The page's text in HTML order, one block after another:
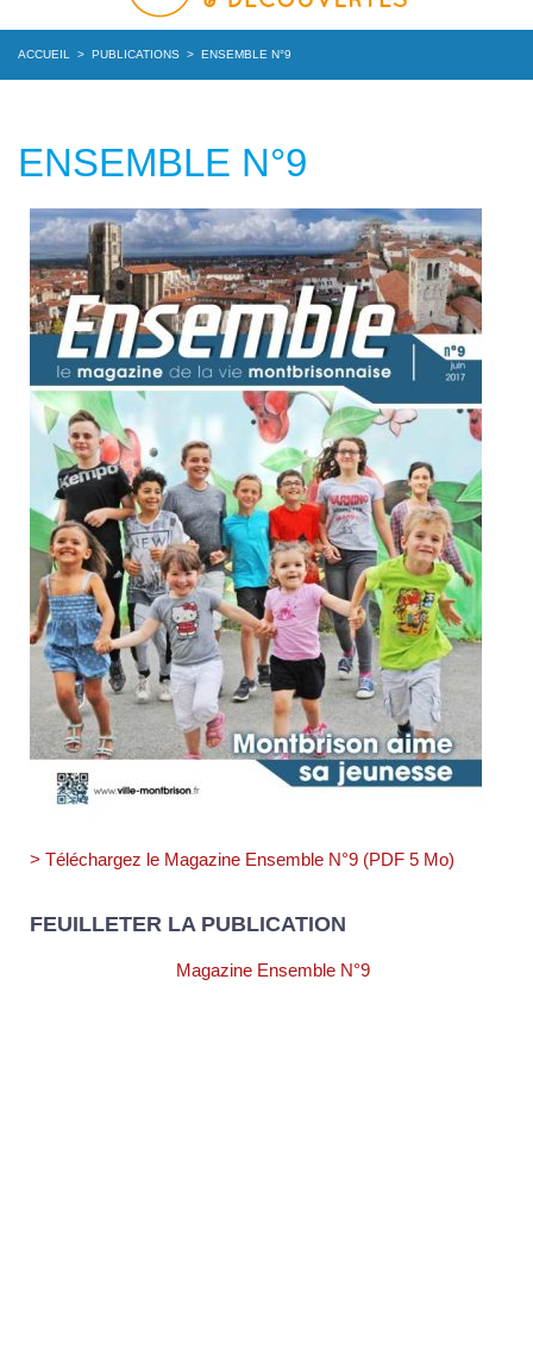
ACCUEIL > PUBLICATIONS > ENSEMBLE N°9
ENSEMBLE N°9
> Téléchargez le Magazine Ensemble N°9 (PDF 5 Mo)
FEUILLETER LA PUBLICATION
Magazine Ensemble N°9